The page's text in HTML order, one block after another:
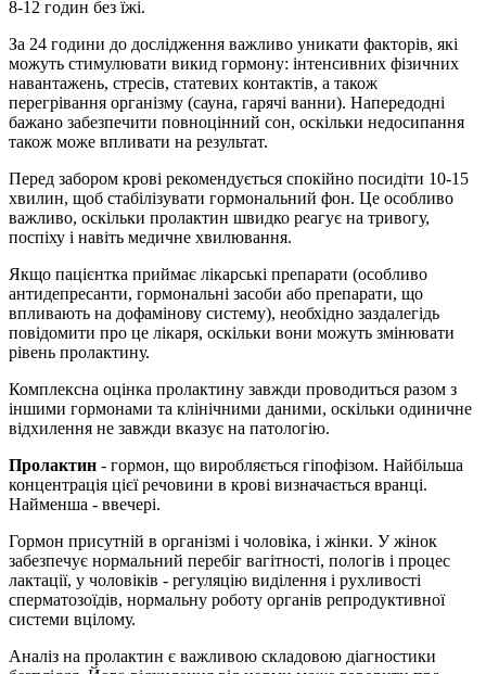
8-12 годин без їжі.
За 24 години до дослідження важливо уникати факторів, які
можуть стимулювати викид гормону: інтенсивних фізичних
навантажень, стресів, статевих контактів, а також
перегрівання організму (сауна, гарячі ванни). Напередодні
бажано забезпечити повноцінний сон, оскільки недосипання
також може впливати на результат.
Перед забором крові рекомендується спокійно посидіти 10-15
хвилин, щоб стабілізувати гормональний фон. Це особливо
важливо, оскільки пролактин швидко реагує на тривогу,
поспіху і навіть медичне хвилювання.
Якщо пацієнтка приймає лікарські препарати (особливо
антидепресанти, гормональні засоби або препарати, що
впливають на дофамінову систему), необхідно заздалегідь
повідомити про це лікаря, оскільки вони можуть змінювати
рівень пролактину.
Комплексна оцінка пролактину завжди проводиться разом з
іншими гормонами та клінічними даними, оскільки одиничне
відхилення не завжди вказує на патологію.
Пролактин - гормон, що виробляється гіпофізом. Найбільша
концентрація цієї речовини в крові визначається вранці.
Найменша - ввечері.
Гормон присутній в організмі і чоловіка, і жінки. У жінок
забезпечує нормальний перебіг вагітності, пологів і процес
лактації, у чоловіків - регуляцію виділення і рухливості
сперматозоїдів, нормальну роботу органів репродуктивної
системи вцілому.
Аналіз на пролактин є важливою складовою діагностики